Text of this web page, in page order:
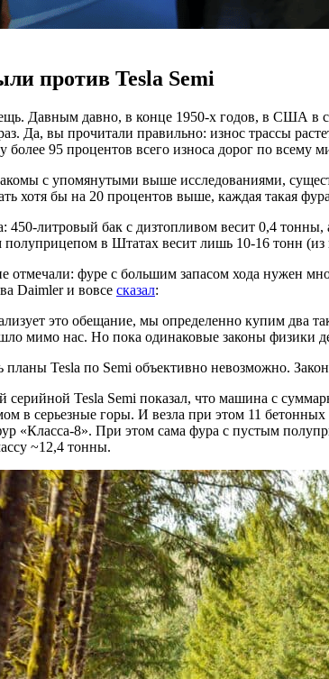
против Tesla Semi
Давным давно, в конце 1950-х годов, в США в
Да, вы прочитали правильно: износ трассы
95 процентов всего износа дорог по всему
с упомянутыми выше исследованиями,
хотя бы на 20 процентов выше, каждая такая
450-литровый бак с дизтопливом весит 0,4
в Штатах весит лишь 10-16 тонн
фуре с большим запасом хода нужен
Daimler и вовсе сказал:
это обещание, мы определенно купим два
мимо нас. Но пока одинаковые законы физики
планы Tesla по Semi объективно невозможно.
серийной Tesla Semi показал, что машина с
в серьезные горы. И везла при этом 11
«Класса-8». При этом сама фура с пустым
~12,4 тонны.